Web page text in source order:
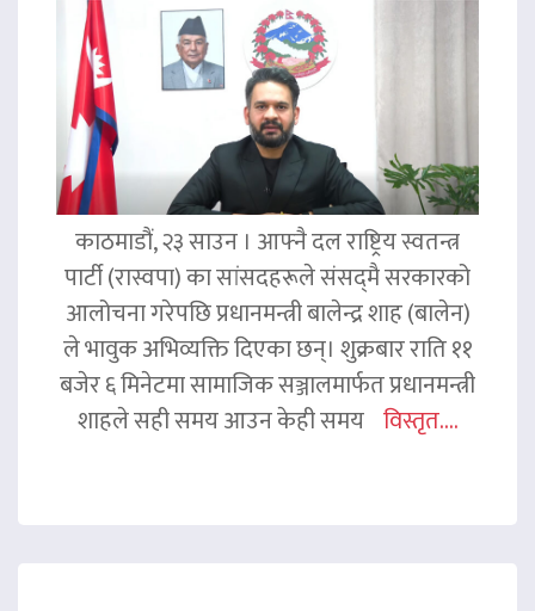
काठमाडौं, २३ साउन । आफ्नै दल राष्ट्रिय स्वतन्त्र
पार्टी (रास्वपा) का सांसदहरूले संसद्‌मै सरकारको
आलोचना गरेपछि प्रधानमन्त्री बालेन्द्र शाह (बालेन)
ले भावुक अभिव्यक्ति दिएका छन्। शुक्रबार राति ११
बजेर ६ मिनेटमा सामाजिक सञ्जालमार्फत प्रधानमन्त्री
शाहले सही समय आउन केही समय विस्तृत....